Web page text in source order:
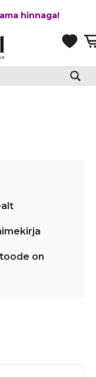
hinnaga!
on